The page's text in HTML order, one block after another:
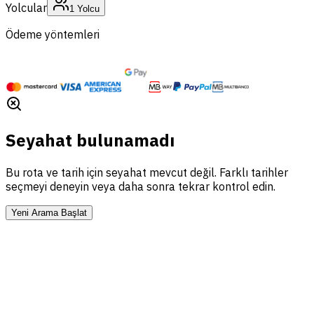
Yolcular 1 Yolcu
Ödeme yöntemleri
Seyahat bulunamadı
Bu rota ve tarih için seyahat mevcut değil. Farklı tarihler
seçmeyi deneyin veya daha sonra tekrar kontrol edin.
Yeni Arama Başlat